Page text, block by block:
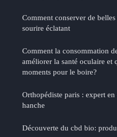
Comment conserver de
sourire éclatant
Comment la consommation
améliorer la santé oculaire et
moments pour le boire?
Orthopédiste paris : expert
hanche
Découverte du cbd bio: